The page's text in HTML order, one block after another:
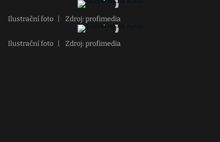
Ilustrační foto Zdroj: profimedia
Ilustrační foto Zdroj: profimedia